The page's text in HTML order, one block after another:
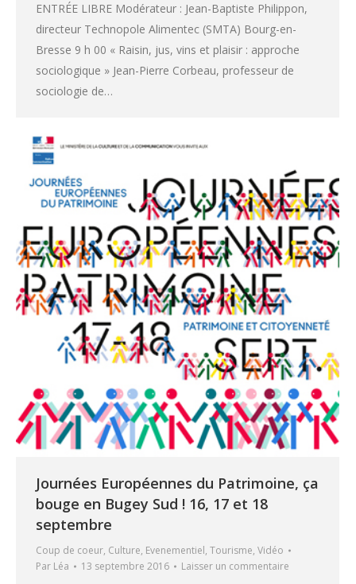
ENTRÉE LIBRE Modérateur : Jean-Baptiste Philippon,
directeur Technopole Alimentec (SMTA) Bourg-en-
Bresse 9 h 00 « Raisin, jus, vins et plaisir : approche
sociologique » Jean-Pierre Corbeau, professeur de
sociologie de…
Journées Européennes du Patrimoine, ça
bouge en Bugey Sud ! 16, 17 et 18
septembre
Coup de coeur, Culture, Evenementiel, Tourisme, Vidéo
Par Léa 13 septembre 2016 Laisser un commentaire